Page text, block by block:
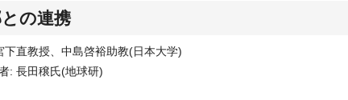
の連携
下直教授、中島啓裕助教(日本大学)
: 長田穣氏(地球研)